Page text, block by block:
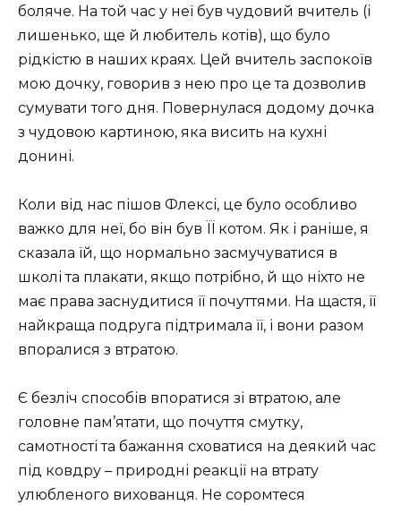
боляче. На той час у неї був чудовий вчитель (і
лишенько, ще й любитель котів), що було
рідкістю в наших краях. Цей вчитель заспокоїв
мою дочку, говорив з нею про це та дозволив
сумувати того дня. Повернулася додому дочка
з чудовою картиною, яка висить на кухні
донині.
Коли від нас пішов Флексі, це було особливо
важко для неї, бо він був ЇЇ котом. Як і раніше, я
сказала їй, що нормально засмучуватися в
школі та плакати, якщо потрібно, й що ніхто не
має права заснудитися її почуттями. На щастя, її
найкраща подруга підтримала її, і вони разом
впоралися з втратою.
Є безліч способів впоратися зі втратою, але
головне пам’ятати, що почуття смутку,
самотності та бажання сховатися на деякий час
під ковдру – природні реакції на втрату
улюбленого вихованця. Не соромтеся